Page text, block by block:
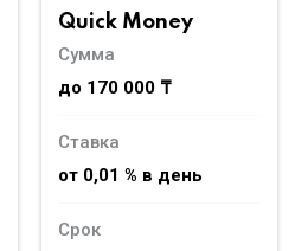
Quick Money
Сумма
до 170 000 ₸
Ставка
от 0,01 % в день
Срок